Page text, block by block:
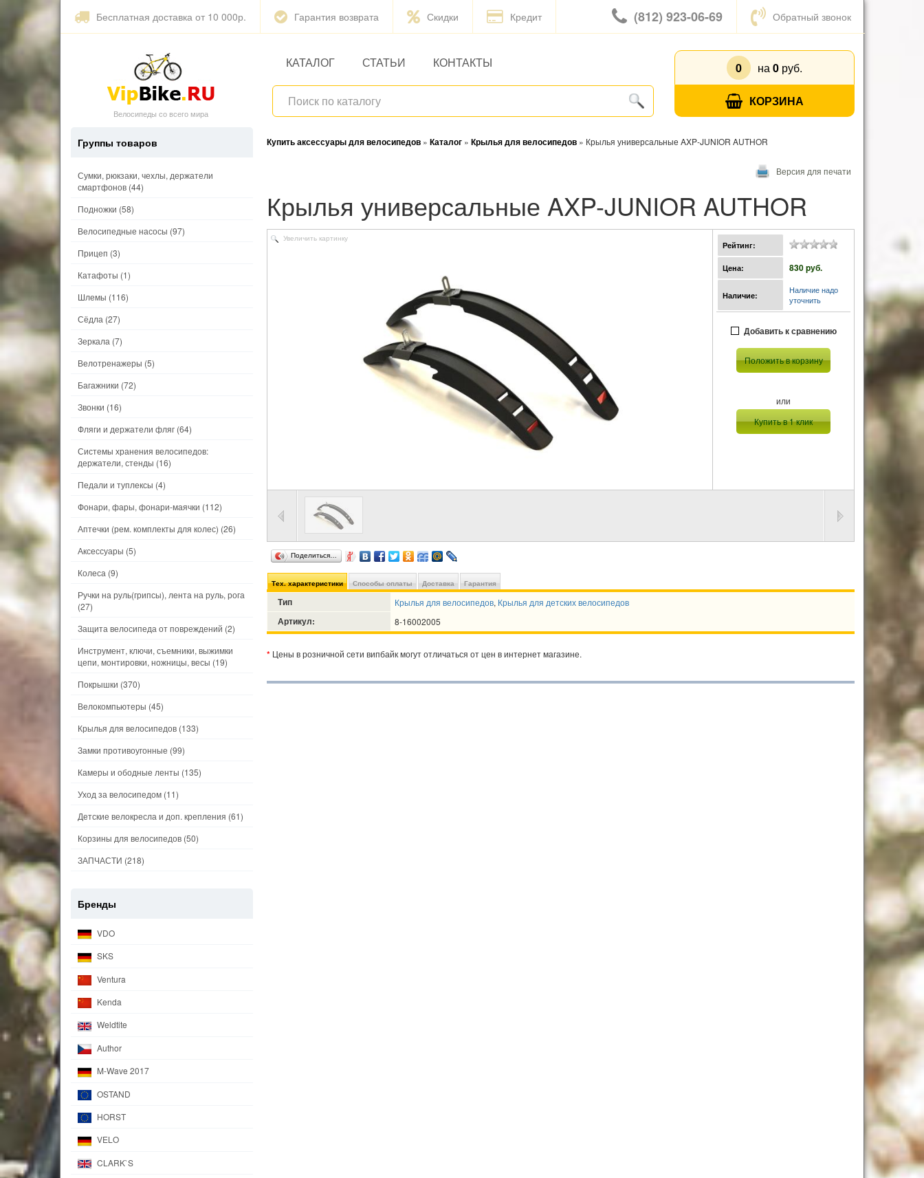
Бесплатная доставка от 10 000р. Гарантия возврата Скидки Кредит (812) 923-06-69 Обратный звонок
Велосипеды со всего мира
КАТАЛОГ СТАТЬИ КОНТАКТЫ 0 на 0руб.
КОРЗИНА
Купить аксессуары для велосипедов » Каталог » Крылья для велосипедов » Крылья универсальные AXP-JUNIOR AUTHOR
Версия для печати
Крылья универсальные AXP-JUNIOR AUTHOR
Увеличить картинку
Рейтинг:
Цена: 830 pуб.
Наличие:
Наличие надо
уточнить
Добавить к сравнению
Положить в корзину
или
Купить в 1 клик
Поделиться…
Тех. характеристики Способы оплаты Доставка Гарантия
Тип Крылья для велосипедов, Крылья для детских велосипедов
Артикул: 8-16002005
* Цены в розничной сети випбайк могут отличаться от цен в интернет магазине.
Группы товаров
Сумки, рюкзаки, чехлы, держатели
смартфонов (44)
Подножки (58)
Велосипедные насосы (97)
Прицеп (3)
Катафоты (1)
Шлемы (116)
Сёдла (27)
Зеркала (7)
Велотренажеры (5)
Багажники (72)
Звонки (16)
Фляги и держатели фляг (64)
Системы хранения велосипедов:
держатели, стенды (16)
Педали и туплексы (4)
Фонари, фары, фонари-маячки (112)
Аптечки (рем. комплекты для колес) (26)
Аксессуары (5)
Колеса (9)
Ручки на руль(грипсы), лента на руль, рога
(27)
Защита велосипеда от повреждений (2)
Инструмент, ключи, съемники, выжимки
цепи, монтировки, ножницы, весы (19)
Покрышки (370)
Велокомпьютеры (45)
Крылья для велосипедов (133)
Замки противоугонные (99)
Камеры и ободные ленты (135)
Уход за велосипедом (11)
Детские велокресла и доп. крепления (61)
Корзины для велосипедов (50)
ЗАПЧАСТИ (218)
Бренды
VDO
SKS
Ventura
Kenda
Weldtite
Author
M-Wave 2017
OSTAND
HORST
VELO
CLARK`S